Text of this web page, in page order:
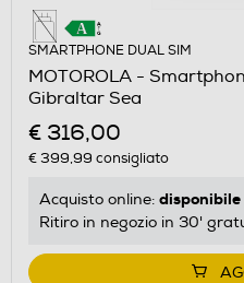
SMARTPHONE DUAL SIM
MOTOROLA -
Gibraltar Sea
€ 316,00
€ 399,99 consigliato
Acquisto online: disponibile
Ritiro in negozio in 30'